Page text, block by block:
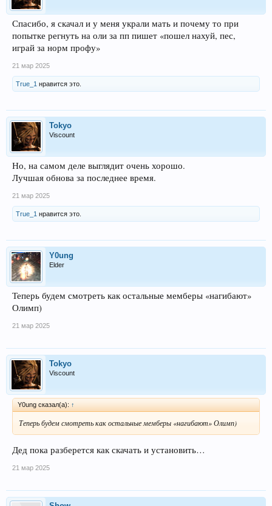
Спасибо, я скачал и у меня украли мать и почему то при
попытке регнуть на оли за пп пишет «пошел нахуй, пес,
играй за норм профу»
21 мар 2025
True_1 нравится это.
Tokyo
Viscount
Но, на самом деле выглядит очень хорошо.
Лучшая обнова за последнее время.
21 мар 2025
True_1 нравится это.
Y0ung
Elder
Теперь будем смотреть как остальные мемберы «нагибают»
Олимп)
21 мар 2025
Tokyo
Viscount
Y0ung сказал(а): ↑
Теперь будем смотреть как остальные мемберы «нагибают» Олимп)
Дед пока разберется как скачать и установить…
21 мар 2025